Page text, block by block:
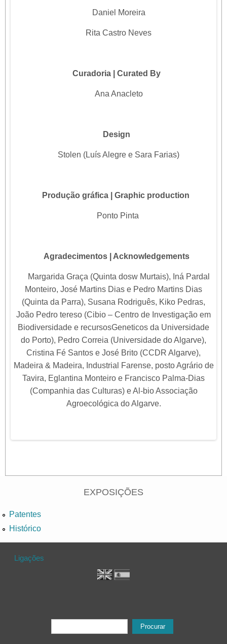
Daniel Moreira
Rita Castro Neves
Curadoria | Curated By
Ana Anacleto
Design
Stolen (Luís Alegre e Sara Farias)
Produção gráfica | Graphic production
Ponto Pinta
Agradecimentos | Acknowledgements
Margarida Graça (Quinta dosw Murtais), Iná Pardal
Monteiro, José Martins Dias e Pedro Martins Dias
(Quinta da Parra), Susana Rodriguês, Kiko Pedras,
João Pedro tereso (Cibio – Centro de Investigação em
Biodiversidade e recursosGeneticos da Universidade
do Porto), Pedro Correia (Universidade do Algarve),
Cristina Fé Santos e José Brito (CCDR Algarve),
Madeira & Madeira, Industrial Farense, posto Agrário de
Tavira, Eglantina Monteiro e Francisco Palma-Dias
(Companhia das Culturas) e Al-bio Associação
Agroecológica do Algarve.
EXPOSIÇÕES
Patentes
Histórico
Ligações
Formulário de procura